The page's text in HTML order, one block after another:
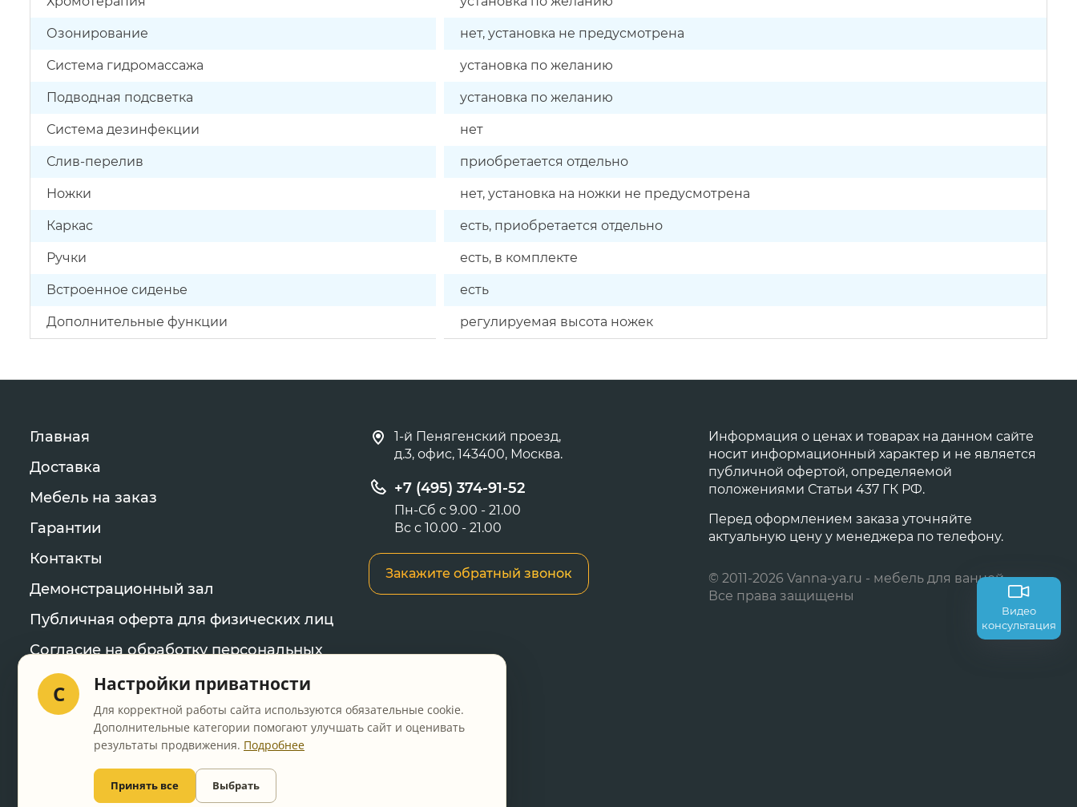
Озонирование нет, установка не предусмотрена
Система гидромассажа установка по желанию
Подводная подсветка установка по желанию
Система дезинфекции нет
Слив-перелив приобретается отдельно
Ножки нет, установка на ножки не предусмотрена
Каркас есть, приобретается отдельно
Ручки есть, в комплекте
Встроенное сиденье есть
Дополнительные функции регулируемая высота ножек
Видео
консультация
Главная
Доставка
Мебель на заказ
Гарантии
Контакты
Демонстрационный зал
Публичная оферта для физических лиц
Согласие на обработку персональных
Политика конфиденциальности
Уведомление об использовании файлов
Настройки cookie
1-й Пенягенский проезд,
д.3, офис, 143400, Москва.
+7 (495) 374-91-52
Пн-Сб с 9.00 - 21.00
Вс с 10.00 - 21.00
Закажите обратный звонок
Информация о ценах и товарах на данном сайте
носит информационный характер и не является
публичной офертой, определяемой
положениями Статьи 437 ГК РФ.
Перед оформлением заказа уточняйте
актуальную цену у менеджера по телефону.
© 2011-2026 Vanna-ya.ru - мебель для ванной
Все права защищены
C Настройки приватности
Для корректной работы сайта используются обязательные cookie.
Дополнительные категории помогают улучшать сайт и оценивать
результаты продвижения. Подробнее
Принять все Выбрать